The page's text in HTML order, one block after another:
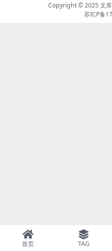
Copyright © 2025文
苏ICP备
首页 TAG